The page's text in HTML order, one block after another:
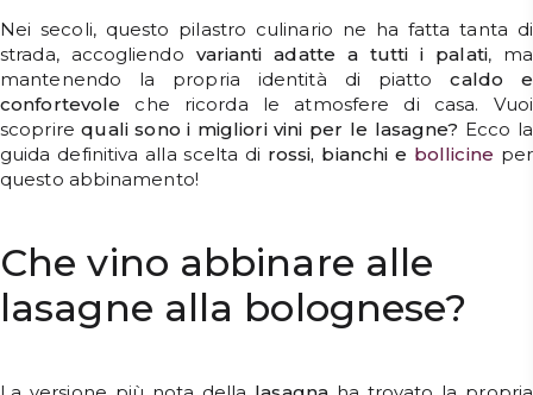
Nei secoli, questo pilastro culinario ne ha fatta tanta di
strada, accogliendo varianti adatte a tutti i palati, ma
mantenendo la propria identità di piattocaldo e
confortevole che ricorda le atmosfere di casa. Vuoi
scoprire quali sono i migliori vini per le lasagne? Ecco la
guida definitiva alla scelta di rossi, bianchi e bollicine per
questo abbinamento!
Che vino abbinare alle
lasagne alla bolognese?